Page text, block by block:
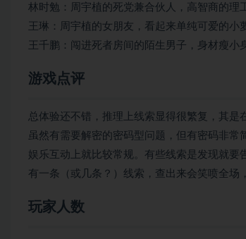
林时勉：周宇植的死党兼合伙人，高智商的理
王琳：周宇植的女朋友，看起来单纯可爱的小
王千鹏：闯进死者房间的陌生男子，身材瘦小
游戏点评
总体验还不错，推理上线索显得很繁复，其是
虽然有需要解密的密码型问题，但有密码非常
娱乐互动上就比较常规。有些线索是发现就要
有一条（或几条？）线索，查出来会笑喷全场
玩家人数